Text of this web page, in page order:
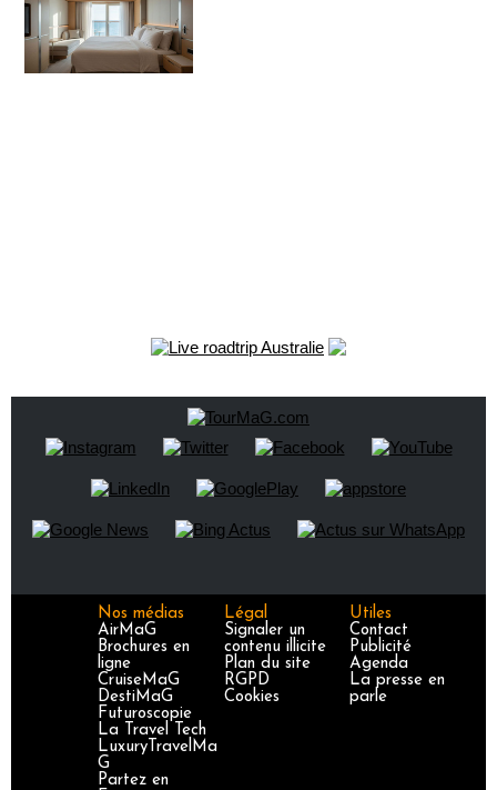
Nos médias
AirMaG
Brochures en
ligne
CruiseMaG
DestiMaG
Futuroscopie
La Travel Tech
LuxuryTravelMa
G
Partez en
Légal
Signaler un
contenu illicite
Plan du site
RGPD
Cookies
Utiles
Contact
Publicité
Agenda
La presse en
parle